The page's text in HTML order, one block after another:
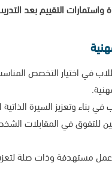
التقييم بعد
في اختيار التخصص
بناء وتعزيز السيرة الذاتية
للتفوق في المقابلات
مستهدفة وذات صلة